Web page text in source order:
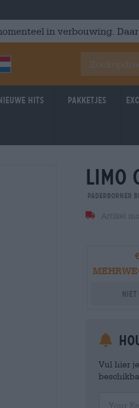
in verbouwing.
hits Pakketjes
limo
Paderborner
Artikel
Niet
Vul hier